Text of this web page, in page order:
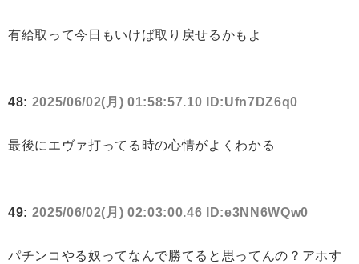
有給取って今日もいけば取り戻せるかもよ
48: 2025/06/02(月) 01:58:57.10 ID:Ufn7DZ6q0
最後にエヴァ打ってる時の心情がよくわかる
49: 2025/06/02(月) 02:03:00.46 ID:e3NN6WQw0
パチンコやる奴ってなんで勝てると思ってんの？アホす